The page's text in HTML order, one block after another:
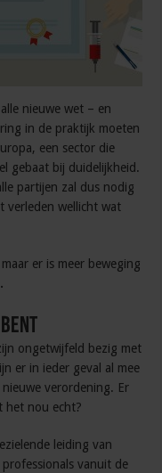
nieuwe wet – en
in de praktijk moeten
een sector die
gebaat bij duidelijkheid.
partijen zal dus nodig
verleden wellicht wat
er is meer beweging
ongetwijfeld bezig met
er in ieder geval al mee
verordening. Er
het nou echt?
leiding van
vanuit de